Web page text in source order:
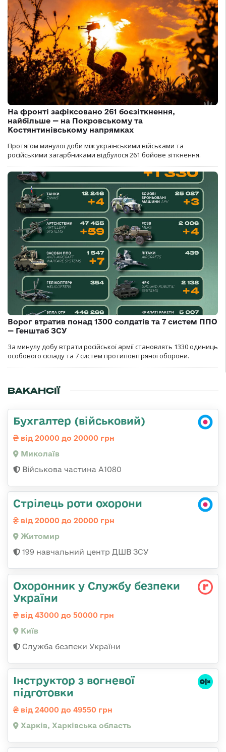
На фронті зафіксовано 261 боєзіткнення,
найбільше — на Покровському та
Костянтинівському напрямках
Протягом минулої доби між українськими військами та
російськими загарбниками відбулося 261 бойове зіткнення.
Ворог втратив понад 1300 солдатів та 7 систем ППО
— Генштаб ЗСУ
За минулу добу втрати російської армії становлять 1330 одиниць
особового складу та 7 систем протиповітряної оборони.
ВАКАНСІЇ
Бухгалтер (військовий)
від 20000 до 20000 грн
Миколаїв
Військова частина А1080
Стрілець роти охорони
від 20000 до 20000 грн
Житомир
199 навчальний центр ДШВ ЗСУ
Охоронник у Службу безпеки
України
від 43000 до 50000 грн
Київ
Служба безпеки України
Інструктор з вогневої
підготовки
від 24000 до 49550 грн
Харків, Харківська область